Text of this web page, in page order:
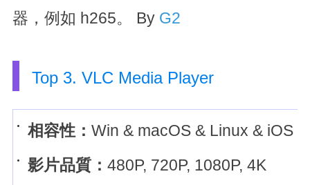
器，例如 h265。
By G2
Top 3. VLC Media Player
相容性： Win & macOS & Linux & iOS
影片品質： 480P, 720P, 1080P, 4K